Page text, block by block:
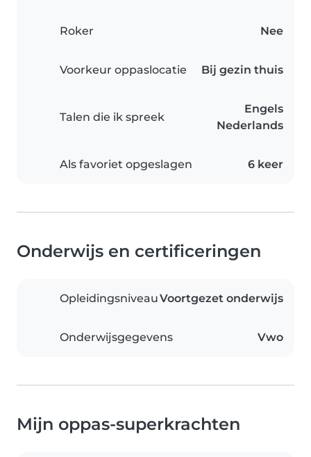
Roker Nee
Voorkeur oppaslocatie Bij gezin thuis
Talen die ik spreek
Engels
Nederlands
Als favoriet opgeslagen 6 keer
Onderwijs en certificeringen
OpleidingsniveauVoortgezet onderwijs
Onderwijsgegevens Vwo
Mijn oppas-superkrachten